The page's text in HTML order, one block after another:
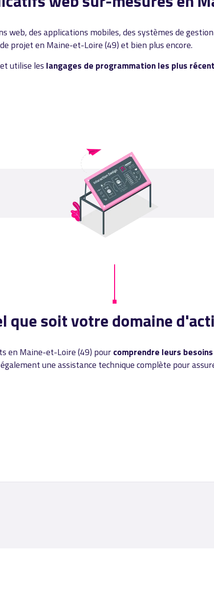
web, des applications mobiles, des systèmes de
projet en Maine-et-Loire (49) et bien plus encore.
et utilise les langages de programmation les plus
que soit votre domaine
en Maine-et-Loire (49) pourcomprendre leurs
une assistance technique complète pour